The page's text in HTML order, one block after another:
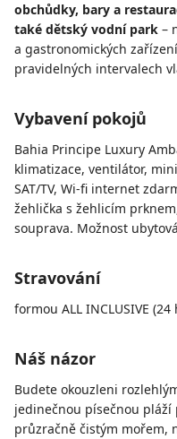
obchůdky, bary a
také dětský vodní park –
a gastronomických
pravidelných intervalech
Vybavení pokojů
Bahia Principe Luxury
klimatizace, ventilátor,
SAT/TV, Wi-fi internet
žehlička s žehlicím
souprava. Možnost
Stravování
formou ALL INCLUSIVE (24
Náš názor
Budete okouzleni
jedinečnou písečnou pláží
průzračně čistým mořem,